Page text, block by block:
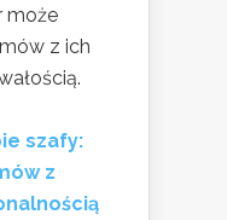
może
z ich
szafy:
z